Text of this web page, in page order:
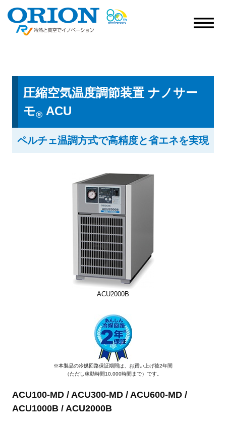
圧縮空気温度調節装置 ナノサー
モ® ACU
ペルチェ温調方式で高精度と省エネを実現
ACU100-MD / ACU300-MD / ACU600-MD /
ACU1000B / ACU2000B
ACU2000B
※本製品の冷媒回路保証期間は、お買い上げ後2年間
（ただし稼動時間10,000時間まで）です。